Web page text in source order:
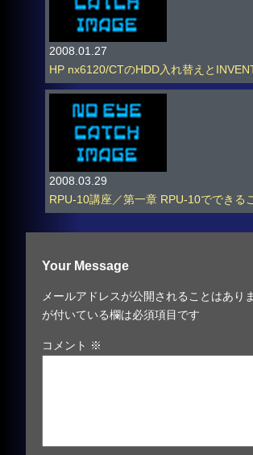
2008.01.27
HP nx6120/CTのHDD入れ替えと
2008.03.29
RPU-10講座／第一章 RPU-10でできる
Your Message
メールアドレスが公開されることはあり
が付いている欄は必須項目です
コメント ※